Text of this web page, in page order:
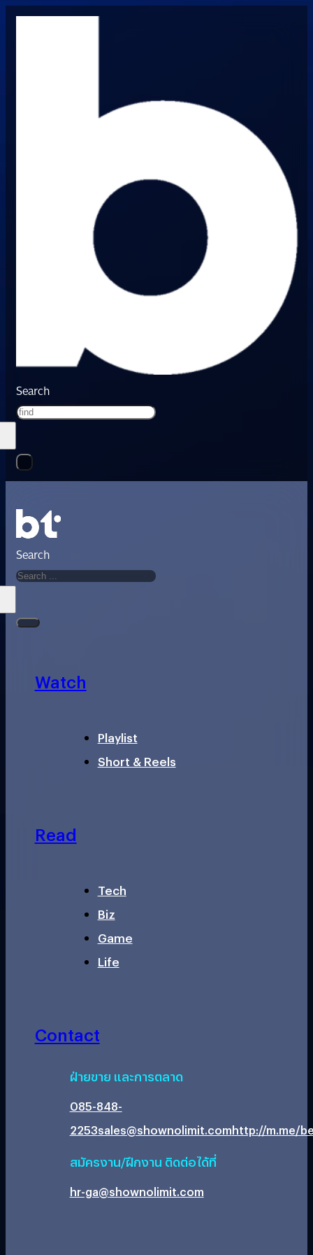
Search
Search
Watch
Playlist
Short & Reels
Read
Tech
Biz
Game
Life
Contact
ฝ่ายขาย และการตลาด
085-848-
2253sales@shownolimit.comhttp://m.me/
สมัครงาน/ฝึกงาน ติดต่อได้ที่
hr-ga@shownolimit.com